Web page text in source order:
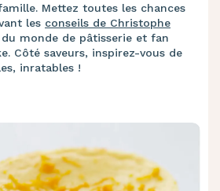
Mettez toutes les chances
les conseils de Christophe
monde de pâtisserie et fan
Côté saveurs, inspirez-vous de
inratables !